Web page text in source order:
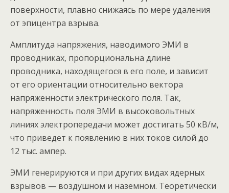
поверхности, плавно снижаясь по мере удаления
от эпицентра взрыва.
Амплитуда напряжения, наводимого ЭМИ в
проводниках, пропорциональна длине
проводника, находящегося в его поле, и зависит
от его ориентации относительно вектора
напряженности электрического поля. Так,
напряженность поля ЭМИ в высоковольтных
линиях электропередачи может достигать 50 кВ/м,
что приведет к появлению в них токов силой до
12 тыс. ампер.
ЭМИ генерируются и при других видах ядерных
взрывов — воздушном и наземном. Теоретически